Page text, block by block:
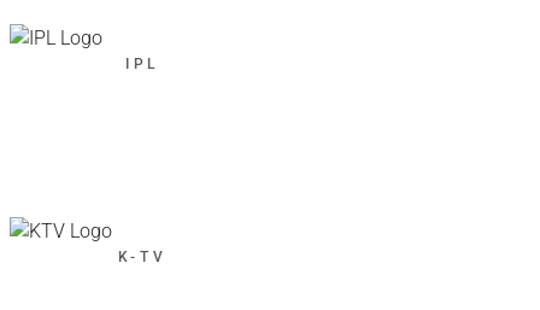
IPL
K-TV